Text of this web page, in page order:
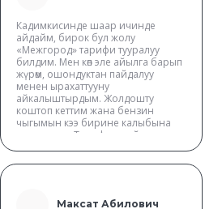
Кадимкисинде шаар ичинде
айдайм, бирок бул жолу
«Межгород» тарифи тууралуу
билдим. Мен көп эле айылга барып
жүрөм, ошондуктан пайдалуу
менен ырахаттууну
айкалыштырдым. Жолдошту
коштоп кеттим жана бензин
чыгымын кээ бирине калыбына
келтирдим. Тариф эң пайдалуу
Максат Абилович